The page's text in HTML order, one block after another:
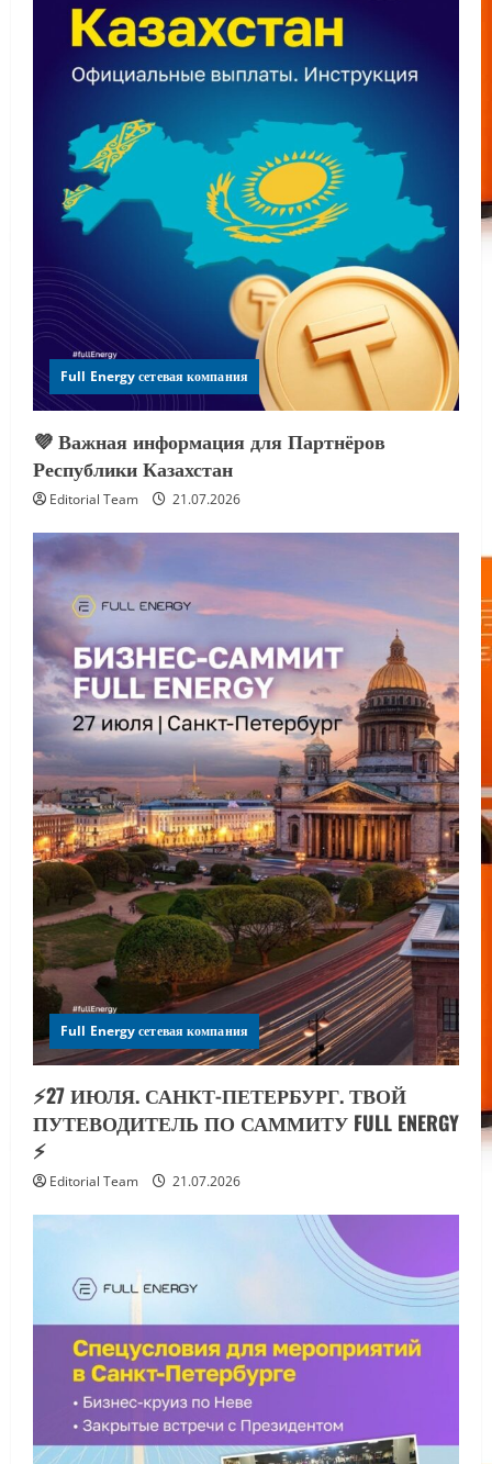
Full Energy сетевая компания
💜 Важная информация для Партнёров
Республики Казахстан
Editorial Team 21.07.2026
Full Energy сетевая компания
⚡️27 ИЮЛЯ. САНКТ-ПЕТЕРБУРГ. ТВОЙ
ПУТЕВОДИТЕЛЬ ПО САММИТУ FULL ENERGY
⚡️
Editorial Team 21.07.2026